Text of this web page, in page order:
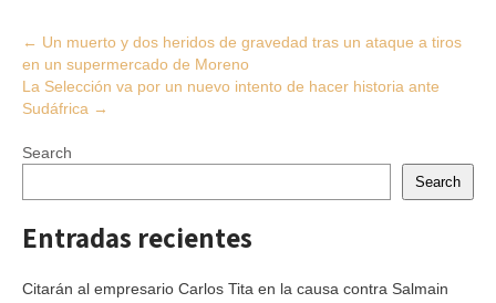
Post
navigation
← Un muerto y dos heridos de gravedad tras un ataque a tiros
en un supermercado de Moreno
La Selección va por un nuevo intento de hacer historia ante
Sudáfrica →
Search
Search
Entradas recientes
Citarán al empresario Carlos Tita en la causa contra Salmain